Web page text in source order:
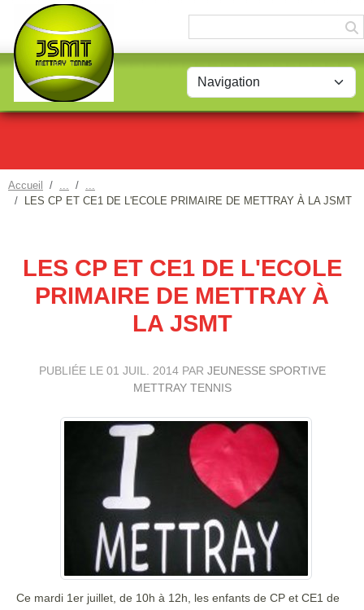
Accueil
LES CP ET CE1 DE L'ECOLE PRIMAIRE DE METTRAY À LA JSMT
LES CP ET CE1 DE L'ECOLE
PRIMAIRE DE METTRAY À
LA JSMT
PUBLIÉE LE 01 JUIL. 2014PAR JEUNESSE SPORTIVE
METTRAY TENNIS
Ce mardi 1er juillet, de 10h à 12h, les enfants de CP et CE1 de
Panneau de gestion des cookies